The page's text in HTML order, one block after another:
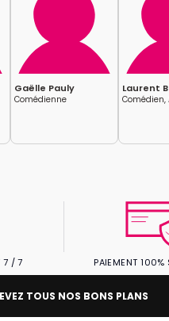
Gaëlle Pauly
Comédienne
Laurent
Comédien,
7 / 7 PAIEMENT 100%
TOUS NOS BONS PLANS